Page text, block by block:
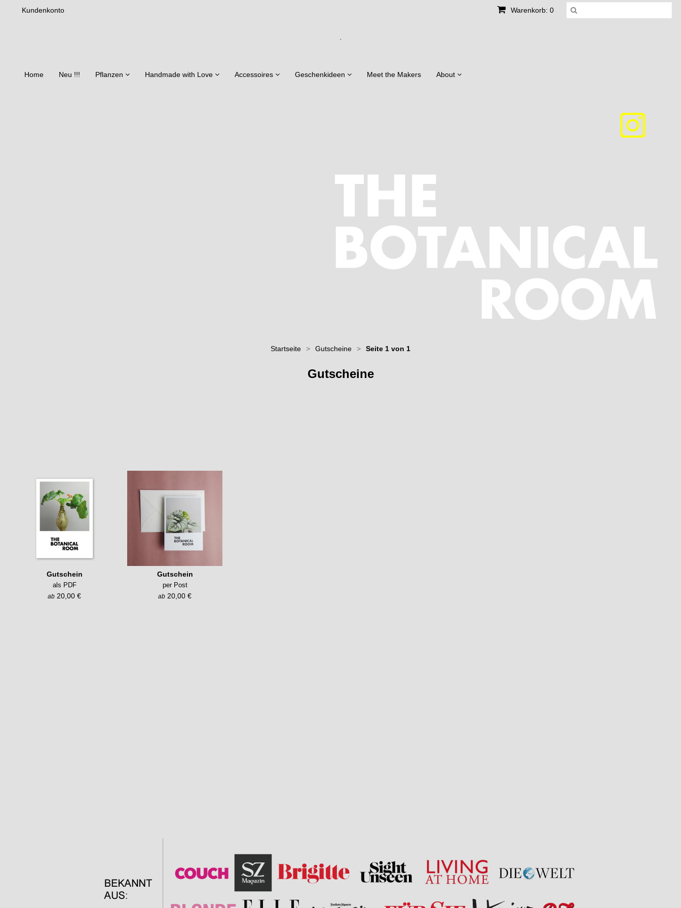
Warenkorb: 0
Kundenkonto
Home Neu !!! Pflanzen Handmade with Love Accessoires Geschenkideen Meet the Makers About
Startseite > Gutscheine > Seite 1 von 1
Gutscheine
Gutschein
als PDF
ab 20,00 €
Gutschein
per Post
ab 20,00 €